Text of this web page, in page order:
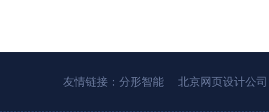
友情链接： 分形智能 北京网页设计公司